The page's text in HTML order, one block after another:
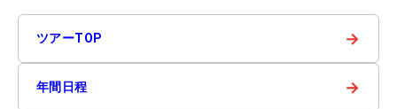
ツアーTOP →
年間日程 →